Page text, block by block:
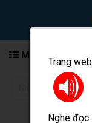
Trang
Nghe đọc
MENU